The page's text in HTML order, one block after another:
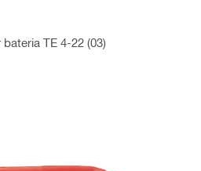
TE 4-22 (03)